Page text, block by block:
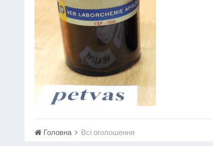
Головна Всі оголошення